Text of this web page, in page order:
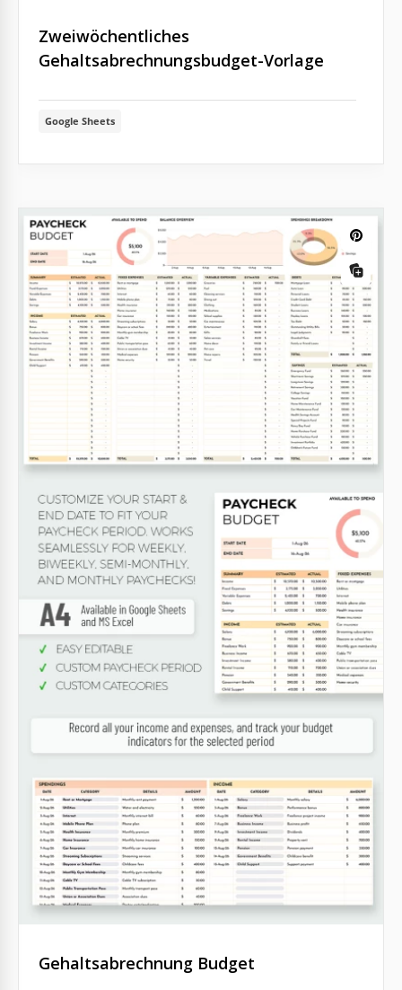
Zweiwöchentliches
Gehaltsabrechnungsbudget-Vorlage
Google Sheets
Gehaltsabrechnung Budget